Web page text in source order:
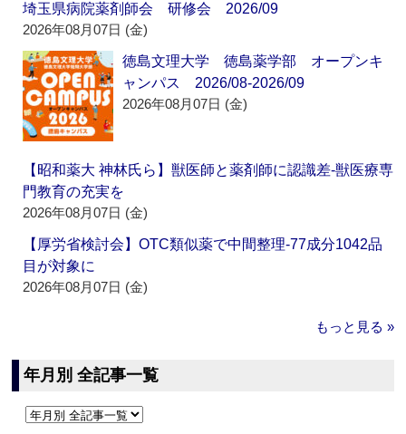
埼玉県病院薬剤師会 研修会 2026/09
2026年08月07日 (金)
徳島文理大学 徳島薬学部 オープンキ
ャンパス 2026/08-2026/09
2026年08月07日 (金)
【昭和薬大 神林氏ら】獣医師と薬剤師に認識差‐獣医療専
門教育の充実を
2026年08月07日 (金)
【厚労省検討会】OTC類似薬で中間整理‐77成分1042品
目が対象に
2026年08月07日 (金)
もっと見る »
年月別 全記事一覧